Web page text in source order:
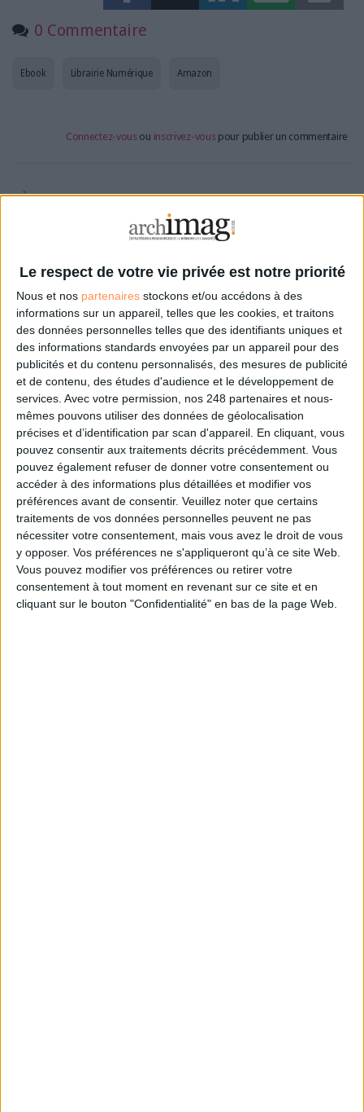
Le respect de votre vie privée est notre priorité
Nous et nos partenaires stockons et/ou accédons à des
informations sur un appareil, telles que les cookies, et traitons
des données personnelles telles que des identifiants uniques et
des informations standards envoyées par un appareil pour des
publicités et du contenu personnalisés, des mesures de publicité
et de contenu, des études d'audience et le développement de
services. Avec votre permission, nos 248 partenaires et nous-
mêmes pouvons utiliser des données de géolocalisation
précises et d’identification par scan d'appareil. En cliquant, vous
pouvez consentir aux traitements décrits précédemment. Vous
pouvez également refuser de donner votre consentement ou
accéder à des informations plus détaillées et modifier vos
préférences avant de consentir. Veuillez noter que certains
traitements de vos données personnelles peuvent ne pas
nécessiter votre consentement, mais vous avez le droit de vous
y opposer. Vos préférences ne s'appliqueront qu’à ce site Web.
Vous pouvez modifier vos préférences ou retirer votre
consentement à tout moment en revenant sur ce site et en
cliquant sur le bouton "Confidentialité" en bas de la page Web.
0 Commentaire
Amazon
Librairie Numérique
Ebook
Connectez-vous ou inscrivez-vous pour publier un commentaire
À LIRE SUR ARCHIMAG
La bibliothèque de Lille confie son récolement et
71e Congrès de l’ABF : l’hospitalité comme fil rouge
Bibliothèques : comment survivre face aux
pressions ?
Bibliothèques : la difficile bataille des budgets